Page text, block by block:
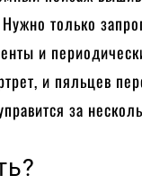
только
и
и пяльцев
за